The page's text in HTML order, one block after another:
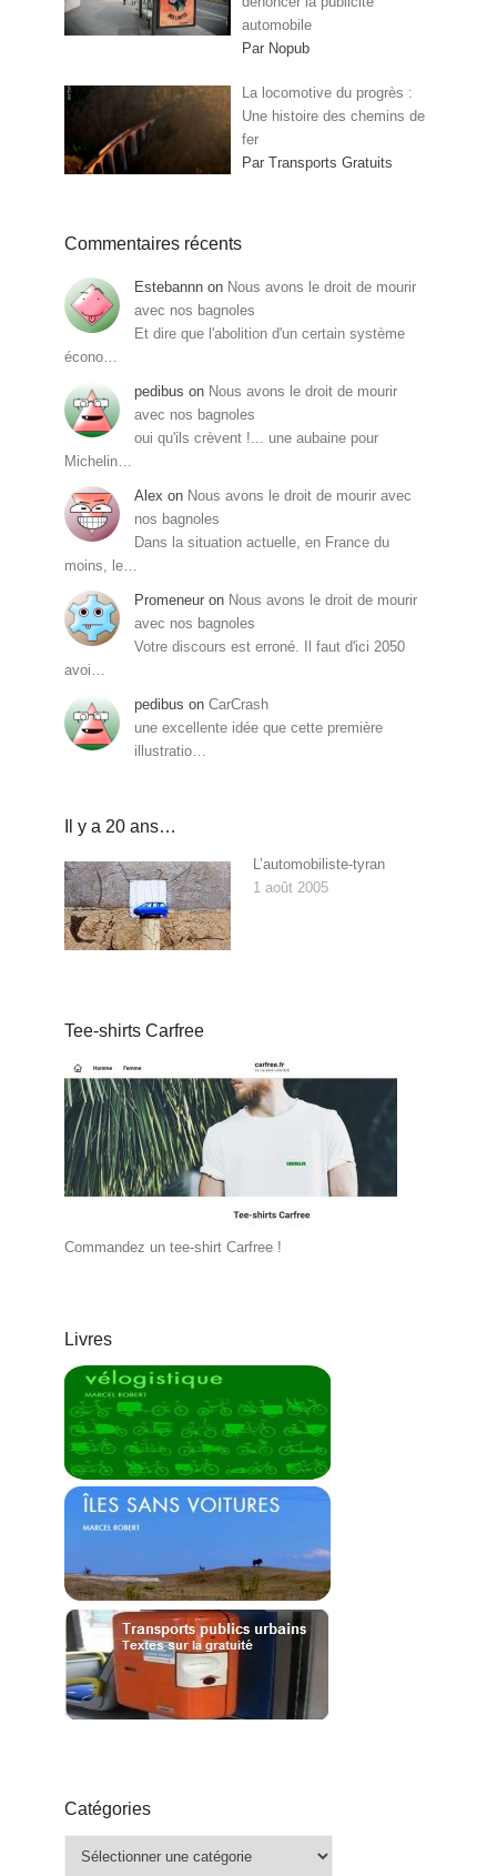
automobile
Par Nopub
La locomotive du progrès :
Une histoire des chemins de
fer
Par Transports Gratuits
Commentaires récents
Estebannn on Nous avons le droit de mourir
avec nos bagnoles
Et dire que l'abolition d'un certain système
écono…
pedibus on Nous avons le droit de mourir
avec nos bagnoles
oui qu'ils crèvent !... une aubaine pour
Michelin…
Alex on Nous avons le droit de mourir avec
nos bagnoles
Dans la situation actuelle, en France du
moins, le…
Promeneur on Nous avons le droit de mourir
avec nos bagnoles
Votre discours est erroné. Il faut d'ici 2050
avoi…
pedibus on CarCrash
une excellente idée que cette première
illustratio…
Il y a 20 ans…
L’automobiliste-tyran
1 août 2005
Tee-shirts Carfree
Commandez un tee-shirt Carfree !
Livres
Catégories